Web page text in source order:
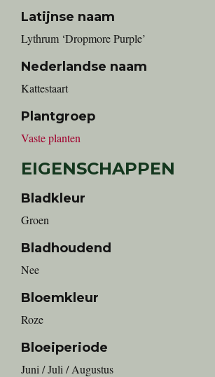
Latijnse naam
Lythrum ‘Dropmore Purple’
Nederlandse naam
Kattestaart
Plantgroep
Vaste planten
EIGENSCHAPPEN
Bladkleur
Groen
Bladhoudend
Nee
Bloemkleur
Roze
Bloeiperiode
Juni / Juli / Augustus